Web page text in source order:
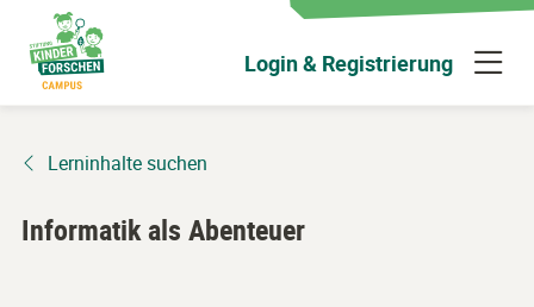
Hauptinhalt
wechseln
Login & Registrierung
Lerninhalte suchen
Informatik als Abenteuer